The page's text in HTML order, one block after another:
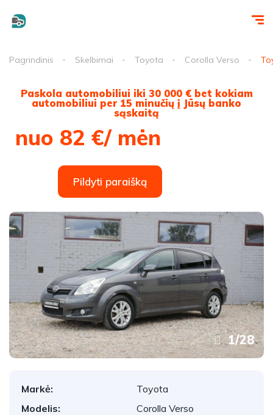
Pagrindinis Skelbimai Toyota Corolla Verso
Paskola automobiliui iki 30 000 € bet kokiam
automobiliui per 15 minučių į Jūsų banko
sąskaitą
nuo 82 €/ mėn
Pildyti paraišką
1/28
Markė:
Toyota
Modelis:
Corolla Verso